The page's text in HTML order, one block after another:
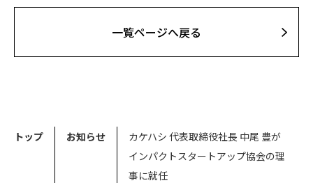
⼀覧ページへ戻る
トップ お知らせ
カケハシ 代表取締役社長 中尾 豊が
インパクトスタートアップ協会の理
事に就任